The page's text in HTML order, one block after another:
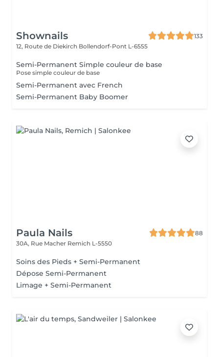
Shownails
133
12, Route de Diekirch Bollendorf-Pont L-6555
Semi-Permanent Simple couleur de base
Pose simple couleur de base
Semi-Permanent avec French
Semi-Permanent Baby Boomer
Paula Nails
88
30A, Rue Macher Remich L-5550
Soins des Pieds + Semi-Permanent
Dépose Semi-Permanent
Limage + Semi-Permanent